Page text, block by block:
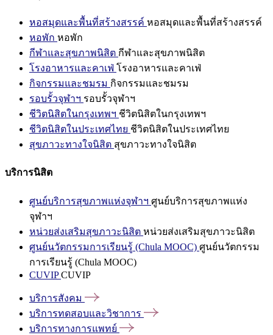
หอสมุดและพื้นที่สร้างสรรค์ หอสมุดและพื้นที่สร้างสรรค์
หอพัก หอพัก
กีฬาและสุขภาพนิสิต กีฬาและสุขภาพนิสิต
โรงอาหารและคาเฟ่ โรงอาหารและคาเฟ่
กิจกรรมและชมรม กิจกรรมและชมรม
รอบรั้วจุฬาฯ รอบรั้วจุฬาฯ
ชีวิตนิสิตในกรุงเทพฯ ชีวิตนิสิตในกรุงเทพฯ
ชีวิตนิสิตในประเทศไทย ชีวิตนิสิตในประเทศไทย
สุขภาวะทางใจนิสิต สุขภาวะทางใจนิสิต
บริการนิสิต
ศูนย์บริการสุขภาพแห่งจุฬาฯ ศูนย์บริการสุขภาพแห่ง
จุฬาฯ
หน่วยส่งเสริมสุขภาวะนิสิต หน่วยส่งเสริมสุขภาวะนิสิต
ศูนย์นวัตกรรมการเรียนรู้ (Chula MOOC) ศูนย์นวัตกรรม
การเรียนรู้ (Chula MOOC)
CUVIPCUVIP
บริการสังคม
บริการทดสอบและวิชาการ
บริการทางการแพทย์